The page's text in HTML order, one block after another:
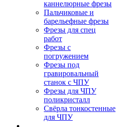
каннелюрные фрезы
Пальчиковые и
барельефные фрезы
Фрезы для спец
работ
Фрезы с
погружением
Фрезы под
гравировальный
станок с ЧПУ
Фрезы для ЧПУ
поликристалл
Свёрла тонкостенные
для ЧПУ